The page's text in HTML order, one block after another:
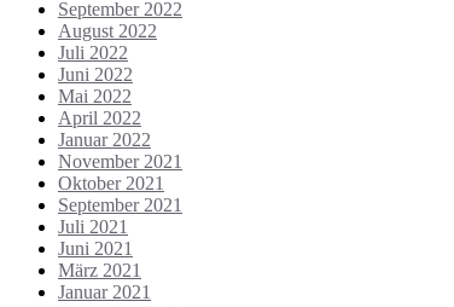
September 2022
August 2022
Juli 2022
Juni 2022
Mai 2022
April 2022
Januar 2022
November 2021
Oktober 2021
September 2021
Juli 2021
Juni 2021
März 2021
Januar 2021